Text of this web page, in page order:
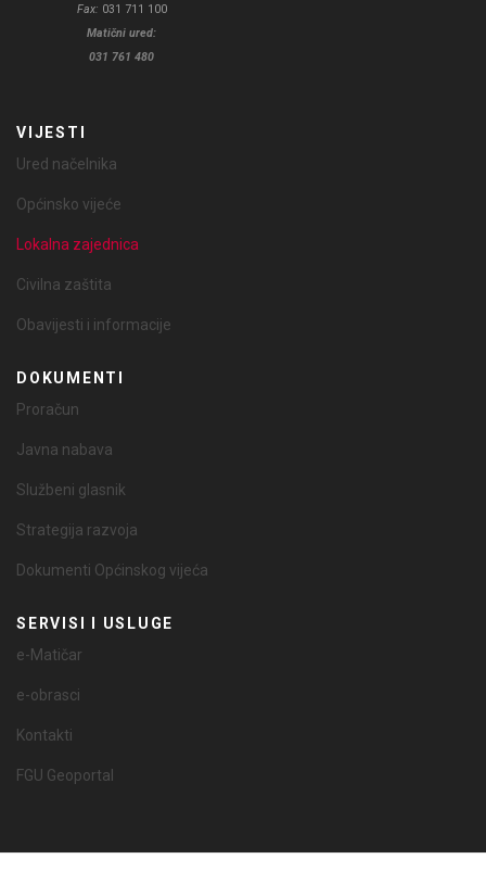
Fax: 031 711 100
Matični ured:
031 761 480
VIJESTI
Ured načelnika
Općinsko vijeće
Lokalna zajednica
Civilna zaštita
Obavijesti i informacije
DOKUMENTI
Proračun
Javna nabava
Službeni glasnik
Strategija razvoja
Dokumenti Općinskog vijeća
SERVISI I USLUGE
e-Matičar
e-obrasci
Kontakti
FGU Geoportal